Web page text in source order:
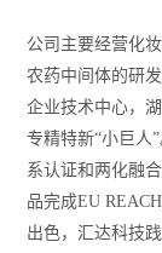
公司主要经营化
农药中间体的研
企业技术中心，
专精特新“小巨人
系认证和两化融
品完成EU
出色，汇达科技